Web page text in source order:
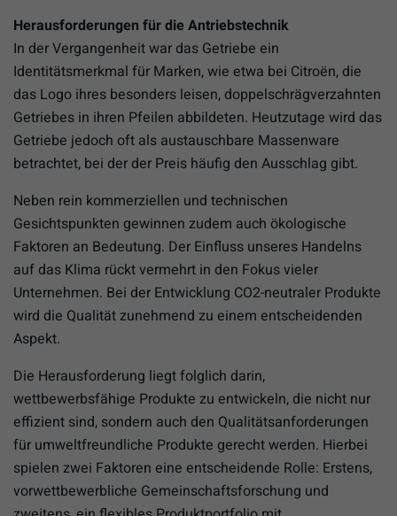
Herausforderungen für die Antriebstechnik
In der Vergangenheit war das Getriebe ein
Identitätsmerkmal für Marken, wie etwa bei Citroën, die
das Logo ihres besonders leisen, doppelschrägverzahnten
Getriebes in ihren Pfeilen abbildeten. Heutzutage wird das
Getriebe jedoch oft als austauschbare Massenware
betrachtet, bei der der Preis häufig den Ausschlag gibt.
Neben rein kommerziellen und technischen
Gesichtspunkten gewinnen zudem auch ökologische
Faktoren an Bedeutung. Der Einfluss unseres Handelns
auf das Klima rückt vermehrt in den Fokus vieler
Unternehmen. Bei der Entwicklung CO2-neutraler Produkte
wird die Qualität zunehmend zu einem entscheidenden
Aspekt.
Die Herausforderung liegt folglich darin,
wettbewerbsfähige Produkte zu entwickeln, die nicht nur
effizient sind, sondern auch den Qualitätsanforderungen
für umweltfreundliche Produkte gerecht werden. Hierbei
spielen zwei Faktoren eine entscheidende Rolle: Erstens,
vorwettbewerbliche Gemeinschaftsforschung und